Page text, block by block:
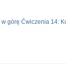
w górę Ćwiczenia 14: